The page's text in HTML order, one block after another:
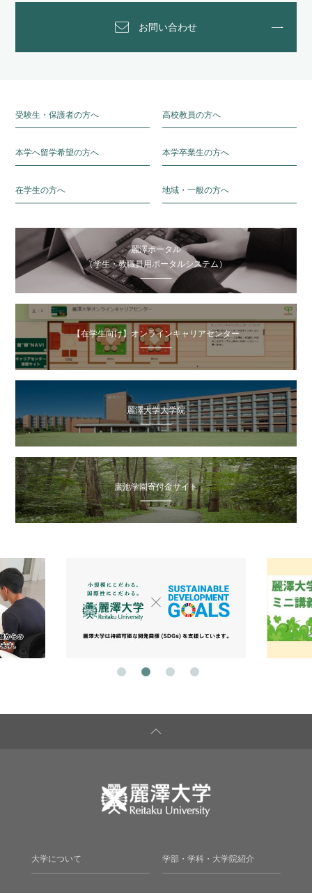
お問い合わせ
受験生・保護者の方へ 高校教員の方へ
本学へ留学希望の方へ 本学卒業生の方へ
在学生の方へ 地域・一般の方へ
麗澤ポータル
（学生・教職員用ポータルシステム）
【在学生向け】オンラインキャリアセンター
麗澤大学大学院
廣池学園寄付金サイト
大学について 学部・学科・大学院紹介